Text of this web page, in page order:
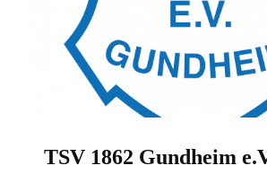
TSV 1862 Gundheim